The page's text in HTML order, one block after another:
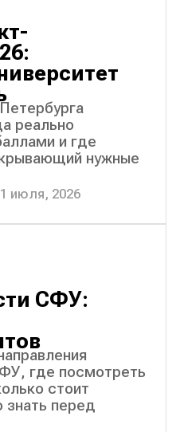
реально
и где
нужные
июля, 2026
СФУ:
где посмотреть
стоит
знать перед